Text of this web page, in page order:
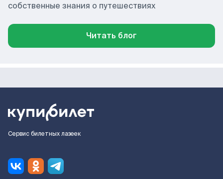
собственные знания о путешествиях
Читать блог
Сервис билетных лазеек